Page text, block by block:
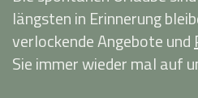
längsten in Erinnerung
verlockende Angebote und
Sie immer wieder mal auf